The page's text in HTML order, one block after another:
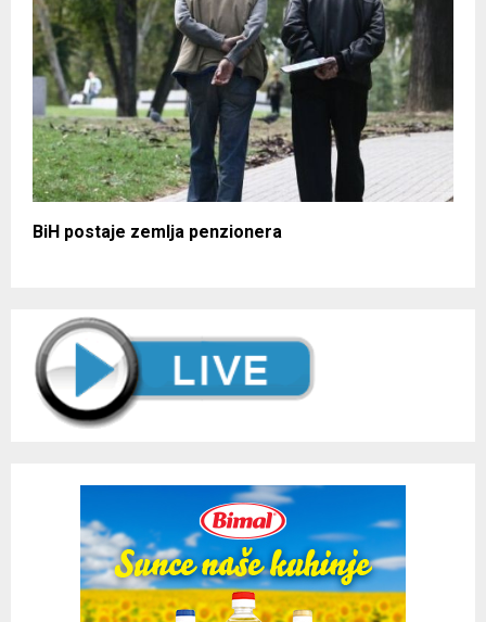
BiH postaje zemlja penzionera